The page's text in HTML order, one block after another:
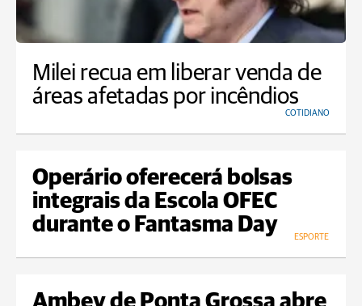
Milei recua em liberar venda de
áreas afetadas por incêndios
COTIDIANO
Operário oferecerá bolsas
integrais da Escola OFEC
durante o Fantasma Day
ESPORTE